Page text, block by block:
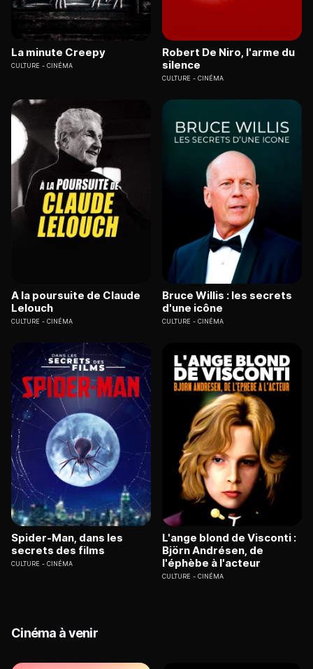
La minute Creepy
CULTURE CINÉMA
Robert De Niro, l'arme du
silence
CULTURE CINÉMA
A la poursuite de Claude
Lelouch
CULTURE CINÉMA
Bruce Willis : les secrets
d'une icône
CULTURE CINÉMA
Spider-Man, dans les
secrets des films
CULTURE CINÉMA
L'ange blond de Visconti :
Björn Andrésen, de
l'éphèbe à l'acteur
CULTURE CINÉMA
Cinéma à venir